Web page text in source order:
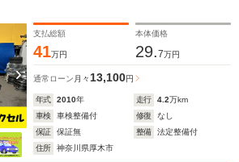
支払総額
41万円
本体価格
29.7万円
通常ローン 月々 13,100円
年式 2010年 走行 4.2万km
車検
車検整備付 修復
なし
保証
保証無 整備
法定整備付
住所
神奈川県厚木市